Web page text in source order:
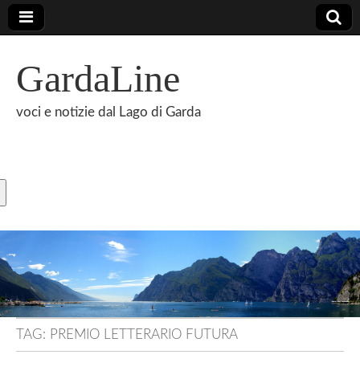
GardaLine
voci e notizie dal Lago di Garda
TAG: PREMIO LETTERARIO FUTURA